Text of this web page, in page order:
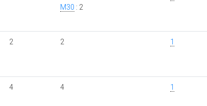
M30 : 2
2 2 1
4 4 1